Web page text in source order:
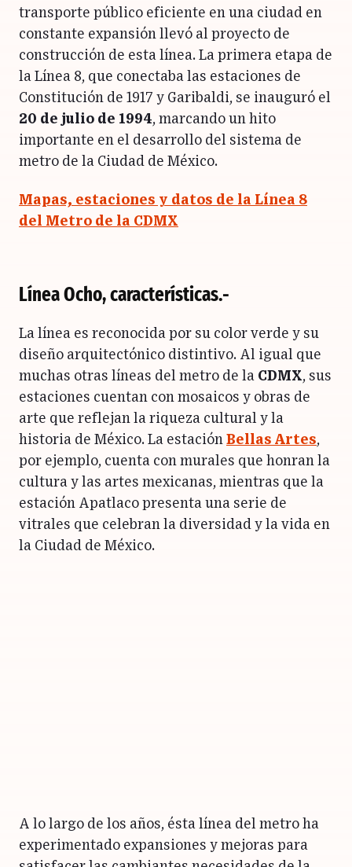
transporte público eficiente en una ciudad en
constante expansión llevó al proyecto de
construcción de esta línea. La primera etapa de
la Línea 8, que conectaba las estaciones de
Constitución de 1917 y Garibaldi, se inauguró el
20 de julio de 1994, marcando un hito
importante en el desarrollo del sistema de
metro de la Ciudad de México.
Mapas, estaciones y datos de la Línea 8
del Metro de la CDMX
Línea Ocho, características.-
La línea es reconocida por su color verde y su
diseño arquitectónico distintivo. Al igual que
muchas otras líneas del metro de la CDMX, sus
estaciones cuentan con mosaicos y obras de
arte que reflejan la riqueza cultural y la
historia de México. La estación Bellas Artes,
por ejemplo, cuenta con murales que honran la
cultura y las artes mexicanas, mientras que la
estación Apatlaco presenta una serie de
vitrales que celebran la diversidad y la vida en
la Ciudad de México.
A lo largo de los años, ésta línea del metro ha
experimentado expansiones y mejoras para